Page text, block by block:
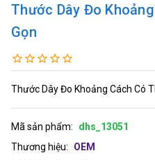
Thước Dây Đo
Gọn
Thước Dây Đo Khoảng Cách Có
Mã sản phẩm:
dhs_13051
Thương hiệu:
OEM